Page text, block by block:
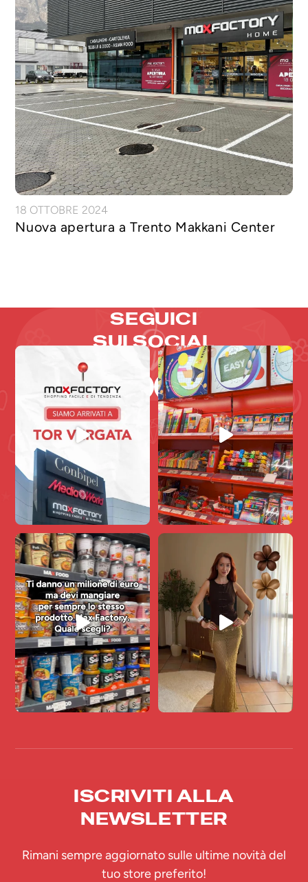
18 OTTOBRE 2024
Nuova apertura a Trento Makkani Center
SEGUICI
SUI SOCIAL
ISCRIVITI ALLA
NEWSLETTER
Rimani sempre aggiornato sulle ultime novità del
tuo store preferito!